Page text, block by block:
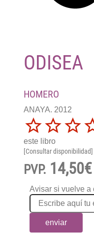
ODISEA
HOMERO
ANAYA. 2012
este libro
[Consultar disponibilidad]
PVP. 14,50€
Avisar si vuelve a
enviar